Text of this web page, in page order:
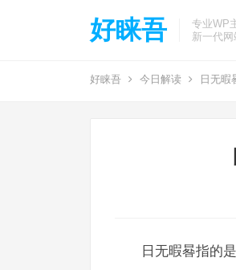
好睐吾
专业WP
新一代网
好睐吾 今日解读 日无暇
日无暇晷指的